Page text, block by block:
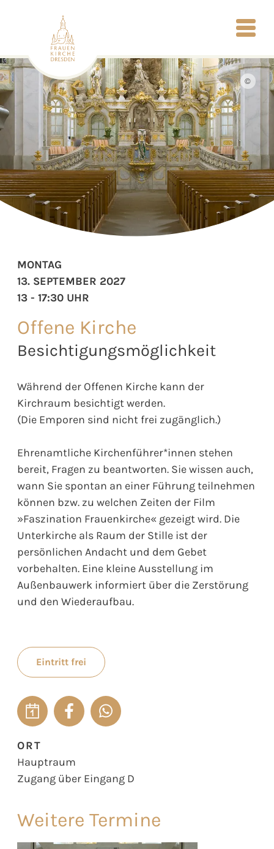
©
Offene Kirche
Besichtigungsmöglichkeit
Während der Offenen Kirche kann der
Kirchraum besichtigt werden.
(Die Emporen sind nicht frei zugänglich.)
Ehrenamtliche Kirchenführer*innen stehen
bereit, Fragen zu beantworten. Sie wissen auch,
wann Sie spontan an einer Führung teilnehmen
können bzw. zu welchen Zeiten der Film
»Faszination Frauenkirche« gezeigt wird. Die
Unterkirche als Raum der Stille ist der
persönlichen Andacht und dem Gebet
vorbehalten. Eine kleine Ausstellung im
Außenbauwerk informiert über die Zerstörung
und den Wiederaufbau.
Eintritt frei
MONTAG
13. SEPTEMBER 2027
13 - 17:30 UHR
ORT
Hauptraum
Zugang über Eingang D
Weitere Termine